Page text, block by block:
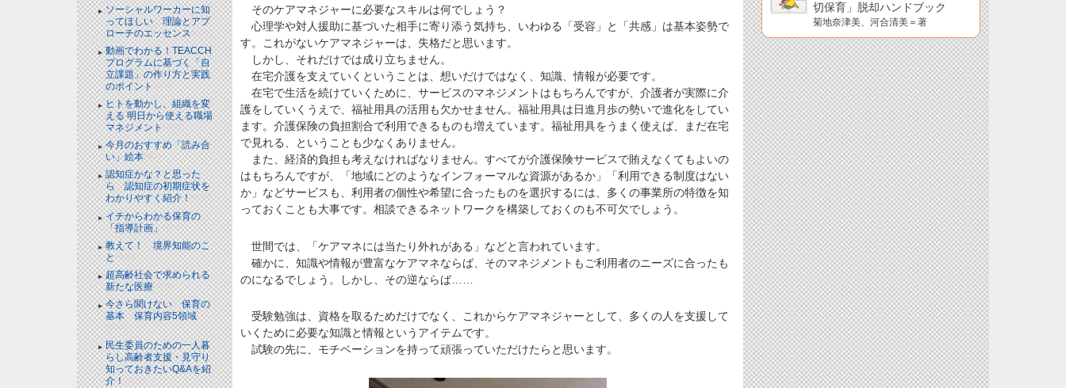
ソーシャルワーカーに知
ってほしい 理論とアプ
ローチのエッセンスNEW!
動画でわかる！TEACCH
プログラムに基づく「自
立課題」の作り方と実践
のポイントNEW!
ヒトを動かし、組織を変
える 明日から使える職場
マネジメントNEW!
今月のおすすめ「読み合
い」絵本NEW!
認知症かな？と思った
ら 認知症の初期症状を
わかりやすく紹介！NEW!
イチからわかる保育の
「指導計画」NEW!
教えて！ 境界知能のこ
とNEW!
超高齢社会で求められる
新たな医療NEW!
今さら聞けない 保育の
基本 保育内容5領域
NEW!
民生委員のための一人暮
らし高齢者支援・見守り
知っておきたいQ&Aを紹
介！NEW!
そのケアマネジャーに必要なスキルは何でしょう？
心理学や対人援助に基づいた相手に寄り添う気持ち、いわゆる「受容」と「共感」は基本姿勢で
す。これがないケアマネジャーは、失格だと思います。
しかし、それだけでは成り立ちません。
在宅介護を支えていくということは、想いだけではなく、知識、情報が必要です。
在宅で生活を続けていくために、サービスのマネジメントはもちろんですが、介護者が実際に介
護をしていくうえで、福祉用具の活用も欠かせません。福祉用具は日進月歩の勢いで進化をしてい
ます。介護保険の負担割合で利用できるものも増えています。福祉用具をうまく使えば、まだ在宅
で見れる、ということも少なくありません。
また、経済的負担も考えなければなりません。すべてが介護保険サービスで賄えなくてもよいの
はもちろんですが、「地域にどのようなインフォーマルな資源があるか」「利用できる制度はない
か」などサービスも、利用者の個性や希望に合ったものを選択するには、多くの事業所の特徴を知
っておくことも大事です。相談できるネットワークを構築しておくのも不可欠でしょう。
世間では、「ケアマネには当たり外れがある」などと言われています。
確かに、知識や情報が豊富なケアマネならば、そのマネジメントもご利用者のニーズに合ったも
のになるでしょう。しかし、その逆ならば……
受験勉強は、資格を取るためだけでなく、これからケアマネジャーとして、多くの人を支援して
いくために必要な知識と情報というアイテムです。
試験の先に、モチベーションを持って頑張っていただけたらと思います。
切保育」脱却ハンドブック
菊地奈津美、河合清美＝著